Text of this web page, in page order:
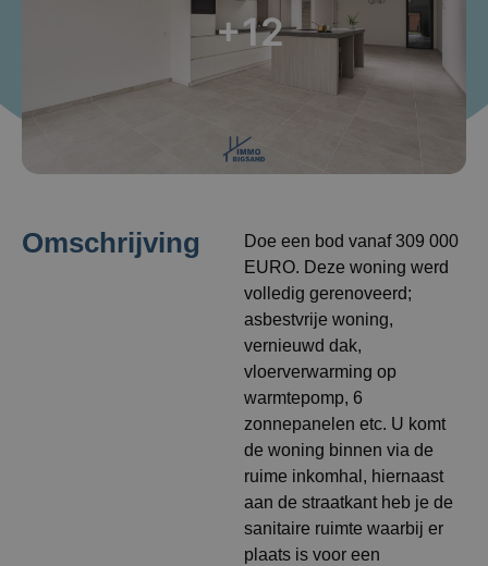
+12
Omschrijving
Doe een bod vanaf 309 000
EURO. Deze woning werd
volledig gerenoveerd;
asbestvrije woning,
vernieuwd dak,
vloerverwarming op
warmtepomp, 6
zonnepanelen etc. U komt
de woning binnen via de
ruime inkomhal, hiernaast
aan de straatkant heb je de
sanitaire ruimte waarbij er
plaats is voor een